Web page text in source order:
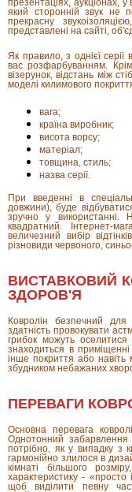
презентаціях, аукціонах,
який сторонній звук не
прекрасну
представлені на сайті,
Як правило, з однієї
вас розфарбуванням.
візерунок, відстань між
моделі килимового
вага;
країна виробник;
висота ворсу;
матеріал;
товщина, стиль;
назва серії.
При введенні в
довжини), буде
зручно у
квадратний. Інтернет-
величезний вибір
різновиди червоного,
ВИСТАВКОВИЙ
ЗДОРОВ'Я
Ковролін безпечний
здатність провокувати
грибок можуть оселитися
знаходиться в
інше покриття або навіть
збудником небажаних
ПЕРЕВАГИ
Основна перевага
Однотонний забарвлення
потрібно, як у випадку з
гармонійно злилося в
кімнаті більшого
характеристику -
щоб виділити певну